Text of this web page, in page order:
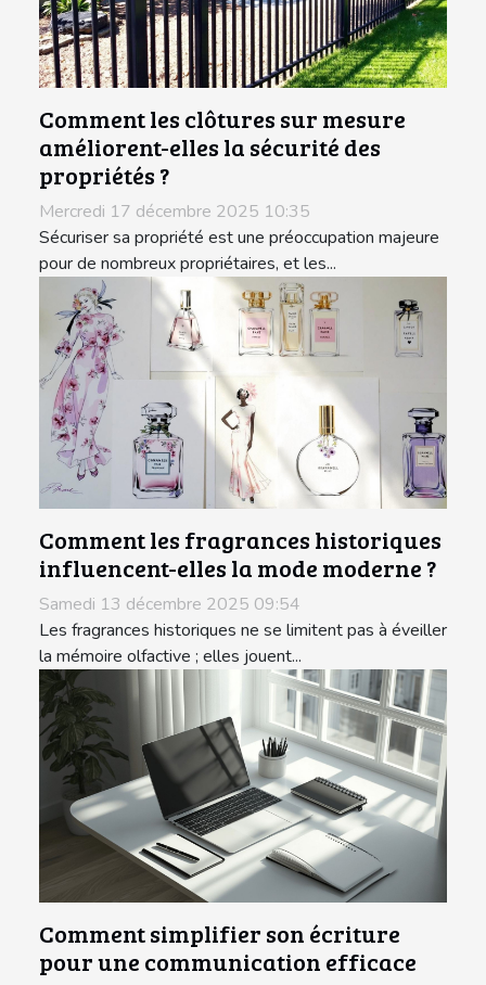
Comment les clôtures sur mesure
améliorent-elles la sécurité des
propriétés ?
Mercredi 17 décembre 2025 10:35
Sécuriser sa propriété est une préoccupation majeure
pour de nombreux propriétaires, et les...
Comment les fragrances historiques
influencent-elles la mode moderne ?
Samedi 13 décembre 2025 09:54
Les fragrances historiques ne se limitent pas à éveiller
la mémoire olfactive ; elles jouent...
Comment simplifier son écriture
pour une communication efficace